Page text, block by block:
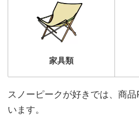
家具類
スノーピークが好きでは、商
います。